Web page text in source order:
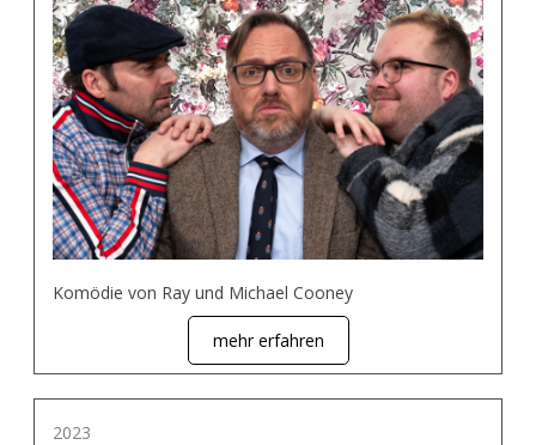
Komödie von Ray und Michael Cooney
mehr erfahren
2023